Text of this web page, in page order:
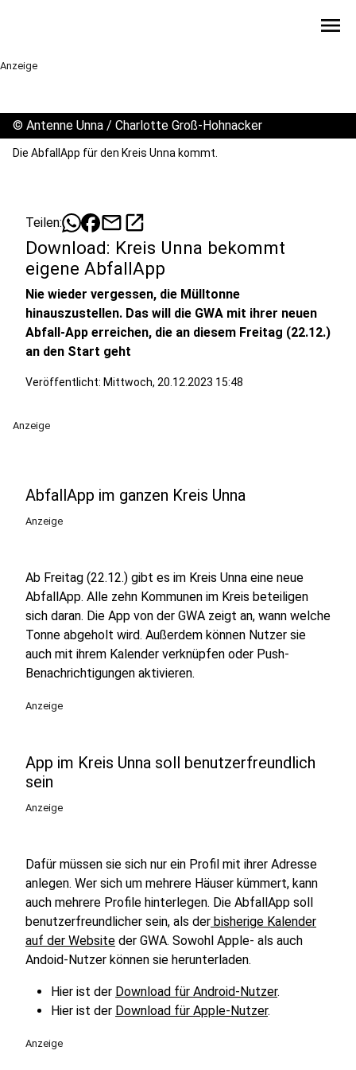
menu
Anzeige
© Antenne Unna / Charlotte Groß-Hohnacker
Die AbfallApp für den Kreis Unna kommt.
Teilen: mailopen_in_new
Download: Kreis Unna bekommt
eigene AbfallApp
Nie wieder vergessen, die Mülltonne
hinauszustellen. Das will die GWA mit ihrer neuen
Abfall-App erreichen, die an diesem Freitag (22.12.)
an den Start geht
Veröffentlicht: Mittwoch, 20.12.2023 15:48
Anzeige
AbfallApp im ganzen Kreis Unna
Anzeige
Ab Freitag (22.12.) gibt es im Kreis Unna eine neue
AbfallApp. Alle zehn Kommunen im Kreis beteiligen
sich daran. Die App von der GWA zeigt an, wann welche
Tonne abgeholt wird. Außerdem können Nutzer sie
auch mit ihrem Kalender verknüpfen oder Push-
Benachrichtigungen aktivieren.
Anzeige
App im Kreis Unna soll benutzerfreundlich
sein
Anzeige
Dafür müssen sie sich nur ein Profil mit ihrer Adresse
anlegen. Wer sich um mehrere Häuser kümmert, kann
auch mehrere Profile hinterlegen. Die AbfallApp soll
benutzerfreundlicher sein, als der bisherige Kalender
auf der Website der GWA. Sowohl Apple- als auch
Andoid-Nutzer können sie herunterladen.
Hier ist der Download für Android-Nutzer.
Hier ist der Download für Apple-Nutzer.
Anzeige